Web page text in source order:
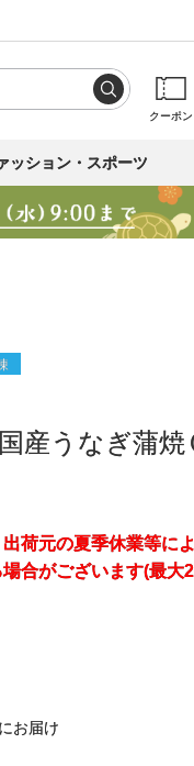
クーポン
ッション・スポーツ
産うなぎ蒲焼
荷元の夏季休業等に
合がございます(最大
お届け